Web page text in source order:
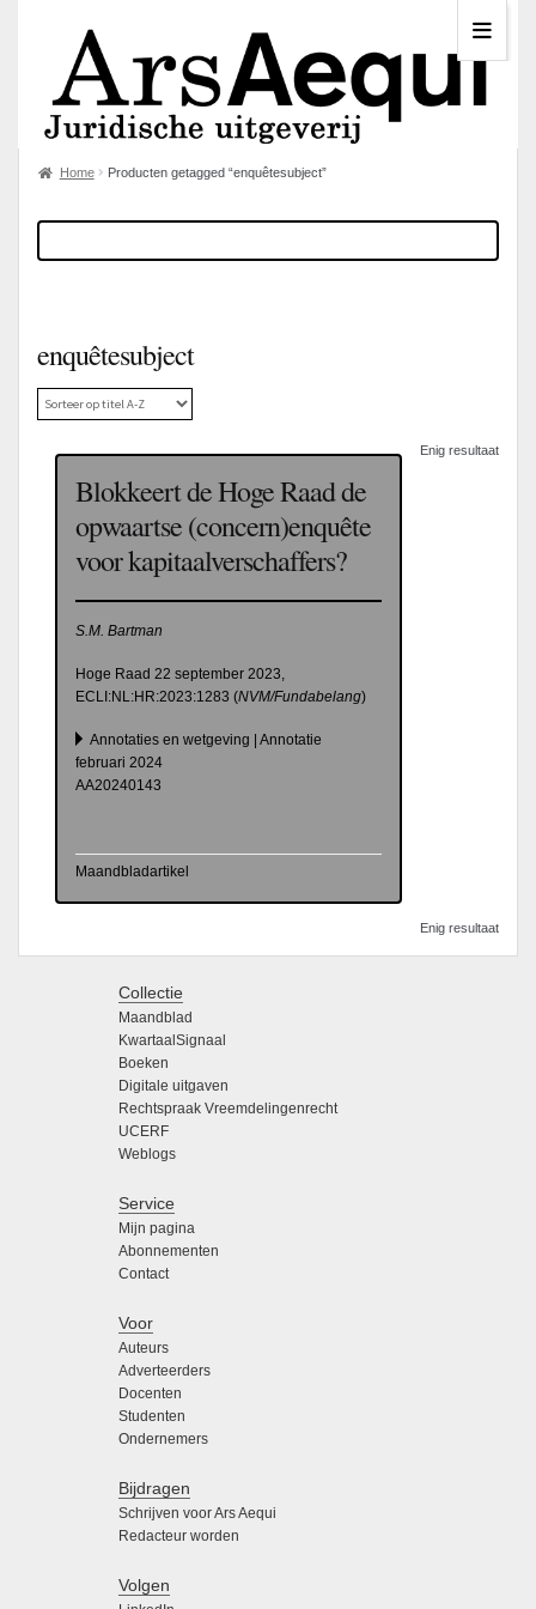
Home Producten getagged “enquêtesubject”
enquêtesubject
Enig resultaat
Blokkeert de Hoge Raad de
opwaartse (concern)enquête
voor kapitaalverschaffers?
S.M. Bartman
Hoge Raad 22 september 2023,
ECLI:NL:HR:2023:1283 (NVM/Fundabelang)
Annotaties en wetgeving | Annotatie
februari 2024
AA20240143
Maandbladartikel
Enig resultaat
Collectie
Maandblad
KwartaalSignaal
Boeken
Digitale uitgaven
Rechtspraak Vreemdelingenrecht
UCERF
Weblogs
Service
Mijn pagina
Abonnementen
Contact
Voor
Auteurs
Adverteerders
Docenten
Studenten
Ondernemers
Bijdragen
Schrijven voor Ars Aequi
Redacteur worden
Volgen